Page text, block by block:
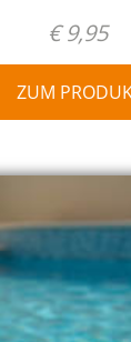
€ 9,95
ZUM